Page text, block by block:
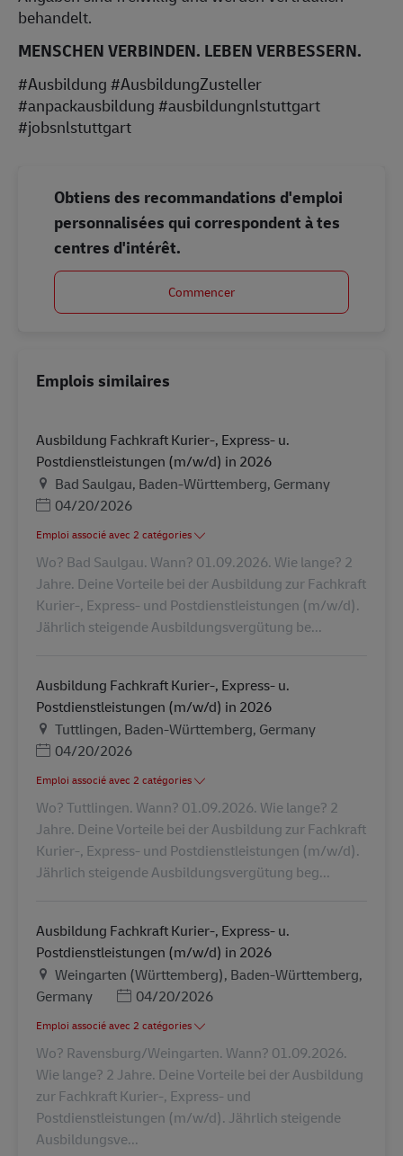
behandelt.
MENSCHEN VERBINDEN. LEBEN VERBESSERN.
#Ausbildung #AusbildungZusteller
#anpackausbildung #ausbildungnlstuttgart
#jobsnlstuttgart
Obtiens des recommandations d'emploi
personnalisées qui correspondent à tes
centres d'intérêt.
Commencer
Emplois similaires
Ausbildung Fachkraft Kurier-, Express- u.
Postdienstleistungen (m/w/d) in 2026
LieuBad Saulgau, Baden-Württemberg, Germany
Posted Date
04/20/2026
Emploi associé avec 2 catégories
Wo? Bad Saulgau. Wann? 01.09.2026. Wie lange? 2
Jahre. Deine Vorteile bei der Ausbildung zur Fachkraft
Kurier-, Express- und Postdienstleistungen (m/w/d).
Jährlich steigende Ausbildungsvergütung be...
Ausbildung Fachkraft Kurier-, Express- u.
Postdienstleistungen (m/w/d) in 2026
LieuTuttlingen, Baden-Württemberg, Germany
Posted Date
04/20/2026
Emploi associé avec 2 catégories
Wo? Tuttlingen. Wann? 01.09.2026. Wie lange? 2
Jahre. Deine Vorteile bei der Ausbildung zur Fachkraft
Kurier-, Express- und Postdienstleistungen (m/w/d).
Jährlich steigende Ausbildungsvergütung beg...
Ausbildung Fachkraft Kurier-, Express- u.
Postdienstleistungen (m/w/d) in 2026
LieuWeingarten (Württemberg), Baden-Württemberg,
Germany
Posted Date
04/20/2026
Emploi associé avec 2 catégories
Wo? Ravensburg/Weingarten. Wann? 01.09.2026.
Wie lange? 2 Jahre. Deine Vorteile bei der Ausbildung
zur Fachkraft Kurier-, Express- und
Postdienstleistungen (m/w/d). Jährlich steigende
Ausbildungsve...